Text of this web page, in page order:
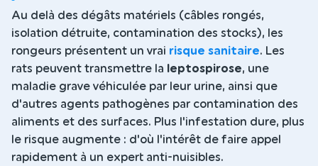
Au delà des dégâts matériels (câbles rongés,
isolation détruite, contamination des stocks), les
rongeurs présentent un vrai risque sanitaire. Les
rats peuvent transmettre la
leptospirose, une
maladie grave véhiculée par leur urine, ainsi que
d'autres agents pathogènes par contamination des
aliments et des surfaces. Plus l'infestation dure, plus
le risque augmente : d'où l'intérêt de faire appel
rapidement à un expert anti-nuisibles.